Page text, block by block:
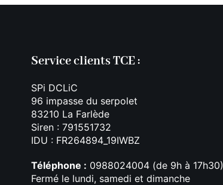
Service clients TCE :
SPi DCLiC
96 impasse du serpolet
83210 La Farlède
Siren : 791551732
IDU : FR264894_19IWBZ
Téléphone : 0988024004 (de 9h à 17h30)
Fermé le lundi, samedi et dimanche